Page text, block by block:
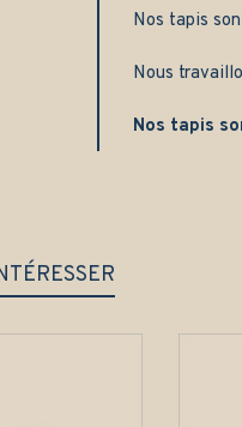
Nos tapis
Nous
Nos tapis